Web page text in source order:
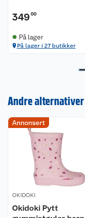
34900
På lager
På lager i 27 butikker
Andre alternativer
Annonsert
OKIDOKI
Okidoki Pytt
Om oss
Nyheter
Våre butikker
Våre merkevarer
Kundeservice
Kontakt oss
Angre- og returrett
Reklamasjon og garanti
Ofte stilte spørsmål